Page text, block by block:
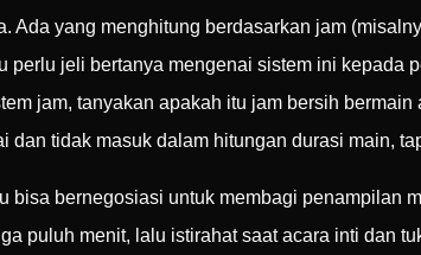
yang menghitung berdasarkan jam
perlu jeli bertanya mengenai sistem ini kepada
jam, tanyakan apakah itu jam bersih
tidak masuk dalam hitungan durasi main,
bernegosiasi untuk membagi penampilan
puluh menit, lalu istirahat saat acara inti dan